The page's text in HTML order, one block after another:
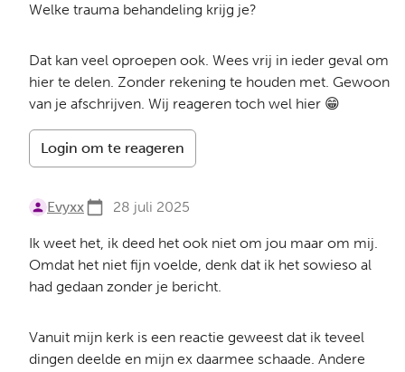
Welke trauma behandeling krijg je?
Dat kan veel oproepen ook. Wees vrij in ieder geval om
hier te delen. Zonder rekening te houden met. Gewoon
van je afschrijven. Wij reageren toch wel hier 😁
Login om te reageren
Evyxx 28 juli 2025
Ik weet het, ik deed het ook niet om jou maar om mij.
Omdat het niet fijn voelde, denk dat ik het sowieso al
had gedaan zonder je bericht.
Vanuit mijn kerk is een reactie geweest dat ik teveel
dingen deelde en mijn ex daarmee schaade. Andere